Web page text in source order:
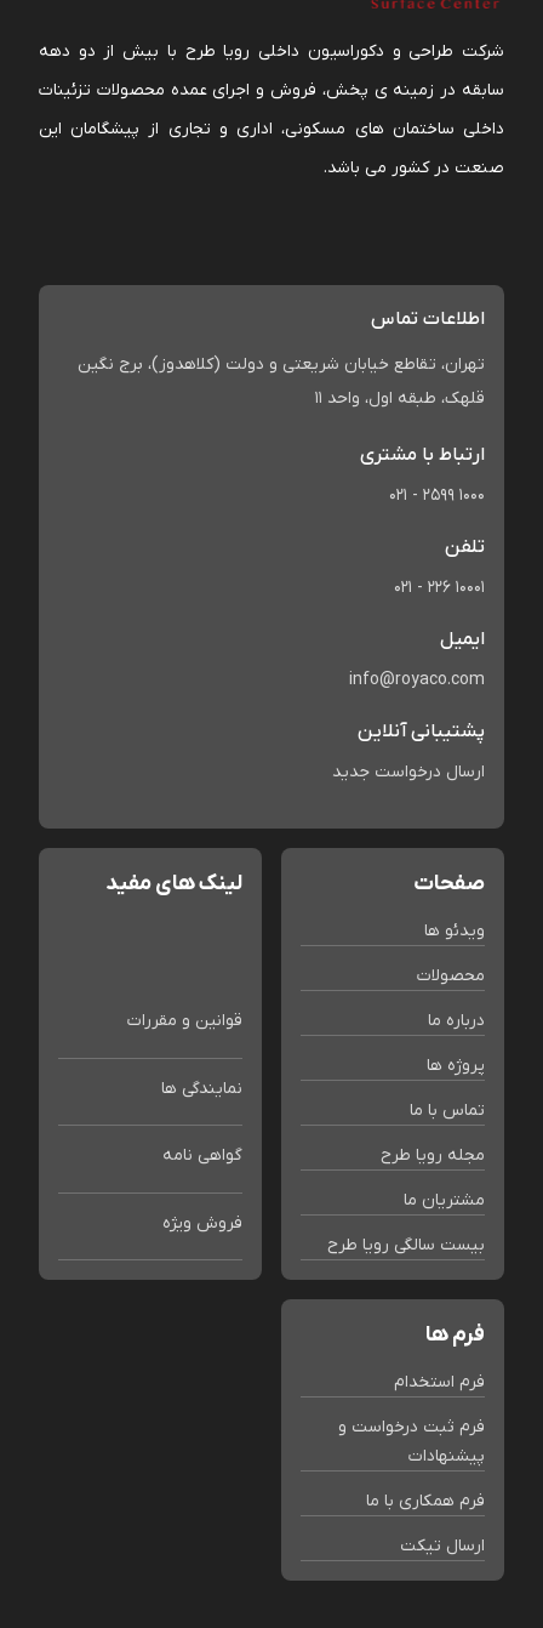
شرکت طراحی و دکوراسیون داخلی رویا طرح با بیش از دو دهه
سابقه در زمینه ی پخش، فروش و اجرای عمده محصولات تزئینات
داخلی ساختمان های مسکونی، اداری و تجاری از پیشگامان این
صنعت در کشور می باشد.
اطلاعات تماس
تهران، تقاطع خیابان شریعتی و دولت (کلاهدوز)، برج نگین
قلهک، طبقه اول، واحد 11
ارتباط با مشتری
021 - 2599 1000
تلفن
021 - 226 10001
ایمیل
info@royaco.com
پشتیبانی آنلاین
ارسال درخواست جدید
صفحات
ویدئو ها
محصولات
درباره ما
پروژه ها
تماس با ما
مجله رویا طرح
مشتریان ما
بیست سالگی رویا طرح
لینک های مفید
قوانین و مقررات
نمایندگی ها
گواهی نامه
فروش ویژه
فرم ها
فرم استخدام
فرم ثبت درخواست و
پیشنهادات
فرم همکاری با ما
ارسال تیکت